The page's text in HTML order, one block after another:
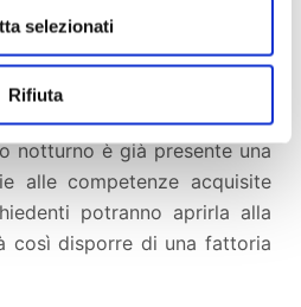
selezionati
Rifiuta
ci aiuterà a realizzare una
dai richiedenti asiloe
La terra è ciò che
origine e il nostro
notturno è già presente una
alle competenze acquisite
potranno aprirla alla
così disporre di una fattoria